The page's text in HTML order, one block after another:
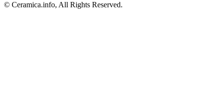
© Ceramica.info, All Rights Reserved.